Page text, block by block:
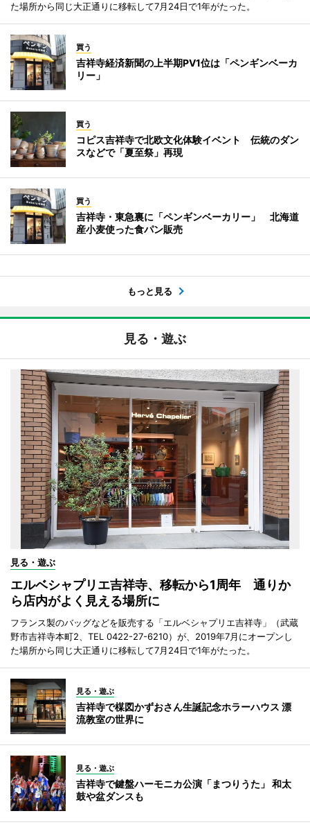
た場所から同じ大正通りに移転して7月24日で1年がたった。
買う
吉祥寺経済新聞の上半期PV1位は「ペンギンベーカ
リー」
買う
コピス吉祥寺で北欧文化体験イベント 伝統のダン
スなどで「夏至祭」再現
買う
吉祥寺・東急裏に「ペンギンベーカリー」 北海道
産小麦使った食パン販売
もっと見る
見る・遊ぶ
見る・遊ぶ
エルベシャプリエ吉祥寺、移転から1周年 通りか
ら店内がよく見える場所に
フランス製のバッグなどを販売する「エルベシャプリエ吉祥寺」（武蔵
野市吉祥寺本町2、TEL 0422-27-6210）が、2019年7月にオープンし
た場所から同じ大正通りに移転して7月24日で1年がたった。
見る・遊ぶ
吉祥寺で楳図かずおさん生誕記念ホラーハウス 漂
流教室の世界に
見る・遊ぶ
吉祥寺で鍵盤ハーモニカ公演「まつりうた」 和太
鼓や盆ダンスも